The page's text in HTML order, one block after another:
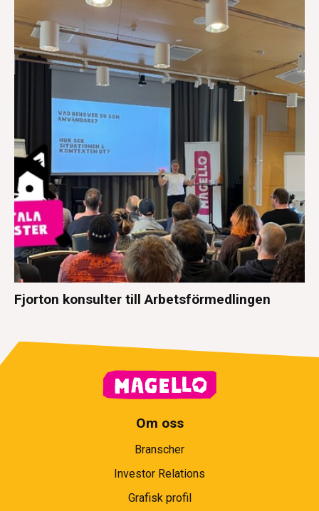
Fjorton konsulter till Arbetsförmedlingen
Om oss
Branscher
Investor Relations
Grafisk profil